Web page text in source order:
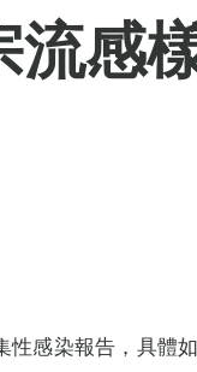
感
感染報告，具體如